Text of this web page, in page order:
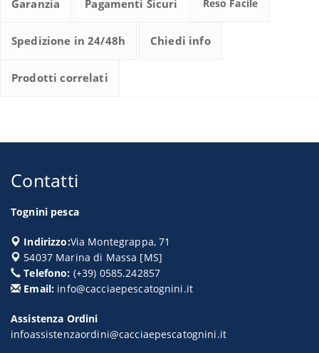
Garanzia Pagamenti Sicuri Reso Facile
Spedizione in 24/48h Chiedi info
Prodotti correlati
Contatti
Tognini pesca
Indirizzo:Via Montegrappa, 71
54037 Marina di Massa [MS]
Telefono: (+39) 0585.242857
Email: info@cacciaepescatognini.it
Assistenza Ordini
infoassistenzaordini@cacciaepescatognini.it